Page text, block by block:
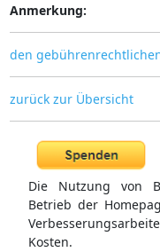
Anmerkung:
den
zurück zur Übersicht
Die Nutzung von
Betrieb der
Kosten.